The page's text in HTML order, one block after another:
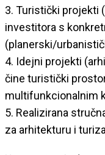
3. Turistički projekti
investitora s
(planerski/
4. Idejni projekti
čine turistički
multifunkcionalnim
5. Realizirana
za arhitekturu i